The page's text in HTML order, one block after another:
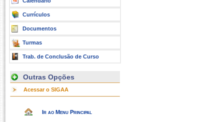
Currículos
Documentos
Turmas
Trab. de Conclusão de Curso
Outras Opções
Acessar o SIGAA
Ir ao Menu Principal